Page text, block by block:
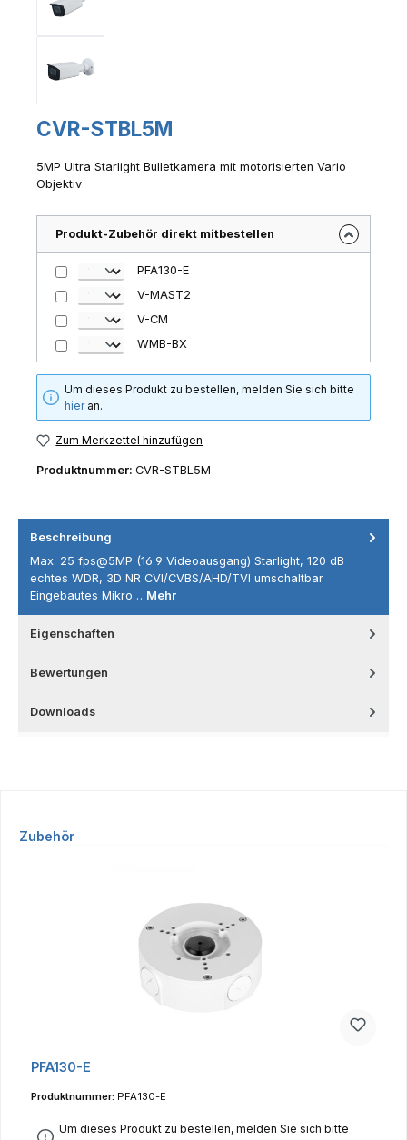
CVR-STBL5M
5MP Ultra Starlight Bulletkamera mit motorisierten Vario
Objektiv
Produkt-Zubehör direkt mitbestellen
PFA130-E
V-MAST2
V-CM
WMB-BX
Um dieses Produkt zu bestellen, melden Sie sich bitte
hieran.
Zum Merkzettel hinzufügen
Produktnummer: CVR-STBL5M
Beschreibung
Max. 25 fps@5MP (16:9 Videoausgang) Starlight, 120 dB
echtes WDR, 3D NR CVI/CVBS/AHD/TVI umschaltbar
Eingebautes Mikro… Mehr
Eigenschaften
Bewertungen
Downloads
Produktgalerie überspringen
Zubehör
PFA130-E
Produktnummer: PFA130-E
Um dieses Produkt zu bestellen, melden Sie sich bitte